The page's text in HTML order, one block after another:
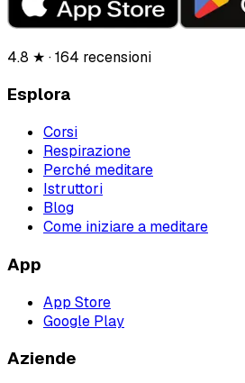
4.8 ★ · 164 recensioni
Esplora
Corsi
Respirazione
Perché meditare
Istruttori
Blog
Come iniziare a meditare
App
App Store
Google Play
Aziende